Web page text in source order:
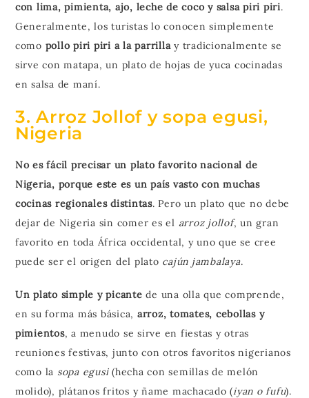
con lima, pimienta, ajo, leche de coco y salsa piri piri.
Generalmente, los turistas lo conocen simplemente
como pollo piri piri a la parrillay tradicionalmente se
sirve con matapa, un plato de hojas de yuca cocinadas
en salsa de maní.
3. Arroz Jollof y sopa egusi,
Nigeria
No es fácil precisar un plato favorito nacional de
Nigeria, porque este es un país vasto con muchas
cocinas regionales distintas. Pero un plato que no debe
dejar de Nigeria sin comer es el arroz jollof, un gran
favorito en toda África occidental, y uno que se cree
puede ser el origen del plato cajún jambalaya.
Un plato simple y picante de una olla que comprende,
en su forma más básica, arroz, tomates, cebollas y
pimientos, a menudo se sirve en fiestas y otras
reuniones festivas, junto con otros favoritos nigerianos
como la sopa egusi(hecha con semillas de melón
molido), plátanos fritos y ñame machacado (iyan o fufu).